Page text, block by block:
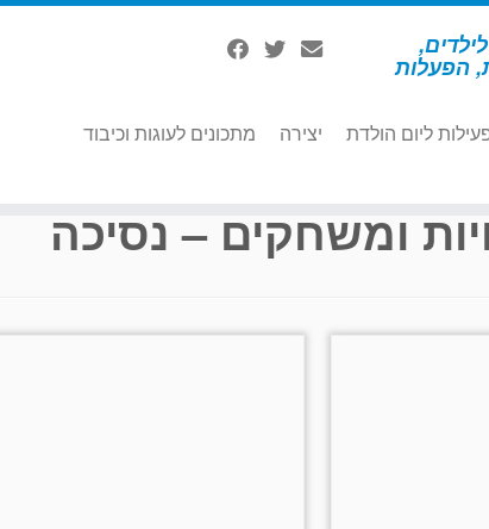
הפעלות
ליום הולדת יצירה
מתכונים לעוגות וכיבוד
ומשחקים – נסיכה